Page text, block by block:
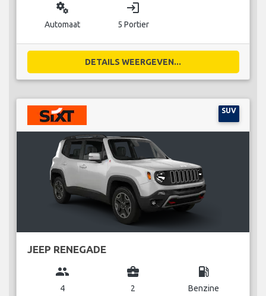
miscellaneous_services
Automaat
login
5 Portier
DETAILS WEERGEVEN...
SUV
JEEP RENEGADE
group
4
business_center
2
local_gas_station
Benzine